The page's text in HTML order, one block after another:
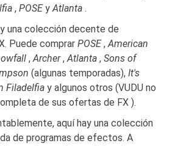
, POSEyAtlanta .
una colección decente de
Puede comprar POSE,American
,Archer,Atlanta , Sons of
(algunas temporadas), It's
Filadelfia y algunos otros (VUDU no
de sus ofertas de FX ).
aquí hay una colección
de programas de efectos. A